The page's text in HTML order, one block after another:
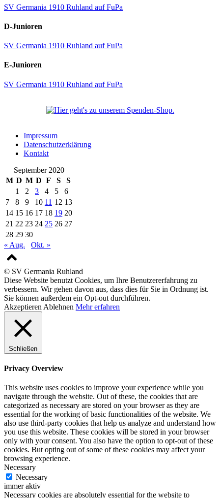
SV Germania 1910 Ruhland auf FuPa
D-Junioren
SV Germania 1910 Ruhland auf FuPa
E-Junioren
SV Germania 1910 Ruhland auf FuPa
Impressum
Datenschutzerklärung
Kontakt
September 2020
M D M D F S
S
1
2 3 4 5
6
7
8 9 10 11 12 13
14 15 16 17 18 19 20
21 22 23 24 25 26 27
28 29 30
« Aug.
Okt. »
© SV Germania Ruhland
Diese Website benutzt Cookies, um Ihre Benutzererfahrung zu
verbessern. Wir gehen davon aus, dass dies für Sie in Ordnung ist.
Sie können außerdem ein Opt-out durchführen.
Akzeptieren Ablehnen Mehr erfahren
Schließen
Privacy Overview
This website uses cookies to improve your experience while you
navigate through the website. Out of these, the cookies that are
categorized as necessary are stored on your browser as they are
essential for the working of basic functionalities of the website. We
also use third-party cookies that help us analyze and understand how
you use this website. These cookies will be stored in your browser
only with your consent. You also have the option to opt-out of these
cookies. But opting out of some of these cookies may affect your
browsing experience.
Necessary
Necessary
immer aktiv
Necessary cookies are absolutely essential for the website to